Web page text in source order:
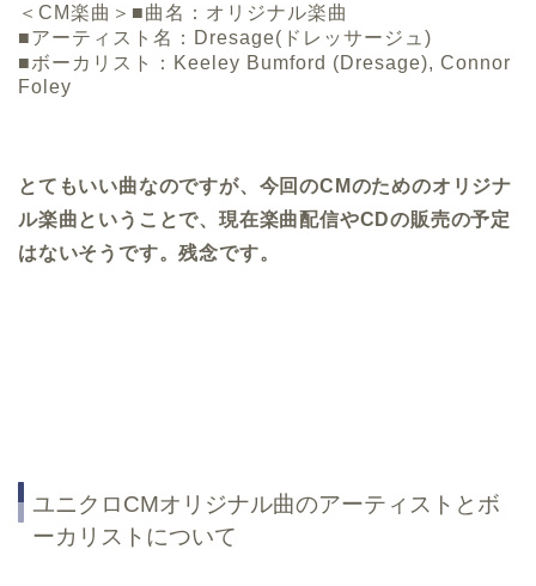
＜CM楽曲＞ ■曲名：オリジナル楽曲
■アーティスト名：Dresage(ドレッサージュ)
■ボーカリスト：Keeley Bumford (Dresage), Connor
Foley
とてもいい曲なのですが、今回のCMのためのオリジナ
ル楽曲ということで、現在楽曲配信やCDの販売の予定
はないそうです。残念です。
ユニクロCMオリジナル曲のアーティストとボ
ーカリストについて